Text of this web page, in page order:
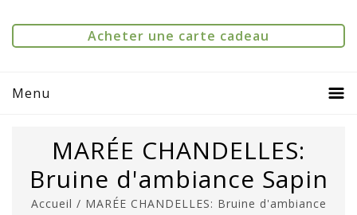
Acheter une carte cadeau
Menu
MARÉE CHANDELLES:
Bruine d'ambiance Sapin
Accueil / MARÉE CHANDELLES: Bruine d'ambiance